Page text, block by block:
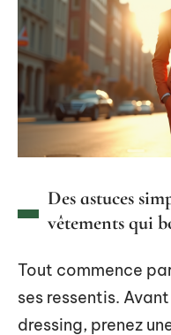
Des astuces
vêtements qui
Tout commence
ses ressentis.
dressing, prenez